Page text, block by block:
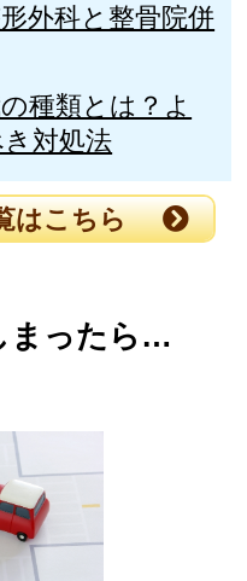
外科と整骨院併
種類とは？よ
対処法
はこちら
まったら…